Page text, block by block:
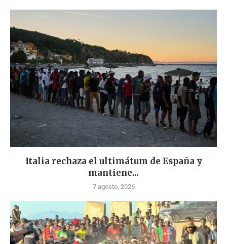
Italia rechaza el ultimátum de España y
mantiene...
7 agosto, 2026